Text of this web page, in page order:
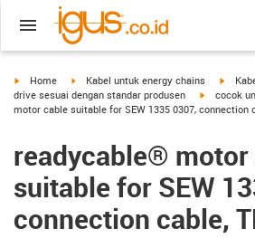
igus-icon-arrow-right
Home igus-icon-arrow-right
Kabel untuk energy chains igus-
drive sesuai dengan standar produsen
igus-icon-
cocok
motor cable suitable for SEW 1335 0307, connection
readycable® motor
suitable for SEW
connection cable,